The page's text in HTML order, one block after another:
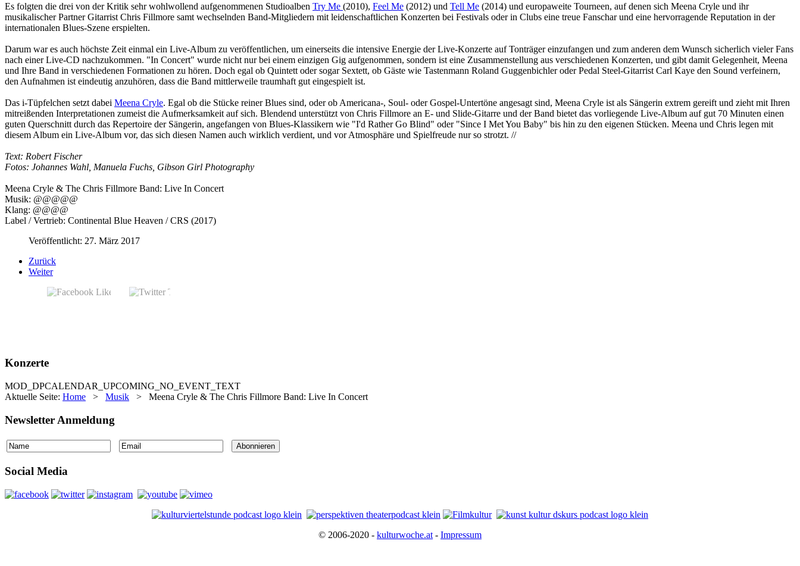
Es folgten die drei von der Kritik sehr wohlwollend aufgenommenen Studioalben Try Me (2010), Feel Me (2012) und Tell Me (2014) und europaweite Tourneen, auf denen sich Meena Cryle und ihr
musikalischer Partner Gitarrist Chris Fillmore samt wechselnden Band-Mitgliedern mit leidenschaftlichen Konzerten bei Festivals oder in Clubs eine treue Fanschar und eine hervorragende Reputation in der
internationalen Blues-Szene erspielten.
Darum war es auch höchste Zeit einmal ein Live-Album zu veröffentlichen, um einerseits die intensive Energie der Live-Konzerte auf Tonträger einzufangen und zum anderen dem Wunsch sicherlich vieler Fans
nach einer Live-CD nachzukommen. "In Concert" wurde nicht nur bei einem einzigen Gig aufgenommen, sondern ist eine Zusammenstellung aus verschiedenen Konzerten, und gibt damit Gelegenheit, Meena
und Ihre Band in verschiedenen Formationen zu hören. Doch egal ob Quintett oder sogar Sextett, ob Gäste wie Tastenmann Roland Guggenbichler oder Pedal Steel-Gitarrist Carl Kaye den Sound verfeinern,
den Aufnahmen ist eindeutig anzuhören, dass die Band mittlerweile traumhaft gut eingespielt ist.
Das i-Tüpfelchen setzt dabei Meena Cryle. Egal ob die Stücke reiner Blues sind, oder ob Americana-, Soul- oder Gospel-Untertöne angesagt sind, Meena Cryle ist als Sängerin extrem gereift und zieht mit Ihren
mitreißenden Interpretationen zumeist die Aufmerksamkeit auf sich. Blendend unterstützt von Chris Fillmore an E- und Slide-Gitarre und der Band bietet das vorliegende Live-Album auf gut 70 Minuten einen
guten Querschnitt durch das Repertoire der Sängerin, angefangen von Blues-Klassikern wie "I'd Rather Go Blind" oder "Since I Met You Baby" bis hin zu den eigenen Stücken. Meena und Chris legen mit
diesem Album ein Live-Album vor, das sich diesen Namen auch wirklich verdient, und vor Atmosphäre und Spielfreude nur so strotzt. //
Text: Robert Fischer
Fotos: Johannes Wahl, Manuela Fuchs, Gibson Girl Photography
Meena Cryle & The Chris Fillmore Band: Live In Concert
Musik: @@@@@
Klang: @@@@
Label / Vertrieb: Continental Blue Heaven / CRS (2017)
Veröffentlicht: 27. März 2017
Zurück
Weiter
Konzerte
MOD_DPCALENDAR_UPCOMING_NO_EVENT_TEXT
Aktuelle Seite: Home > Musik > Meena Cryle & The Chris Fillmore Band: Live In Concert
Newsletter Anmeldung
Social Media
© 2006-2020 - kulturwoche.at - Impressum